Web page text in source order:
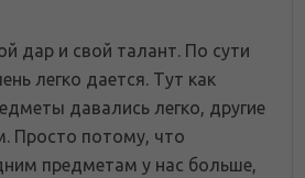
дар и свой талант. По сути
легко дается. Тут как
давались легко, другие
Просто потому, что
предметам у нас больше,